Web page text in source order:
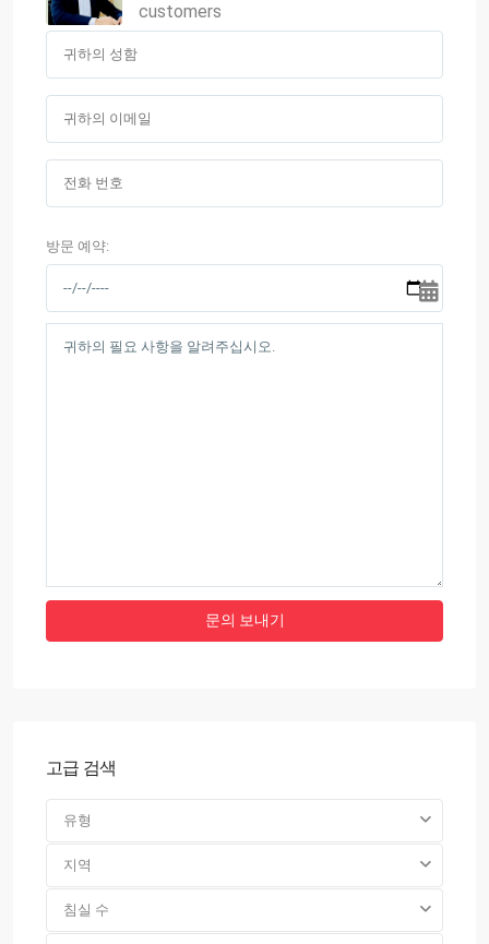
customers
방문 예약:
고급 검색
유형
지역
침실 수